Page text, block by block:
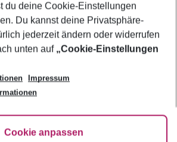
ändern
du deine Cookie-Einstellungen
Du kannst deine Privatsphäre-
jederzeit ändern oder widerrufen
unten auf „Cookie-Einstellungen
Impressum
Cookie anpassen